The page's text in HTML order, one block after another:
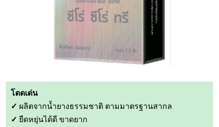
โดดเด่น
✓ ผลิตจากน้ำยางธรรมชาติ ตามมาตรฐานสากล
✓ ยืดหยุ่นได้ดี ขาดยาก